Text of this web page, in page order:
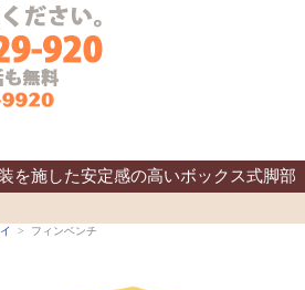
を施した安定感の高いボックス式脚部
> フィンベンチ